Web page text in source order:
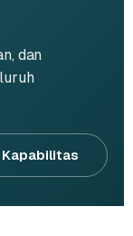
dan
Kapabilitas